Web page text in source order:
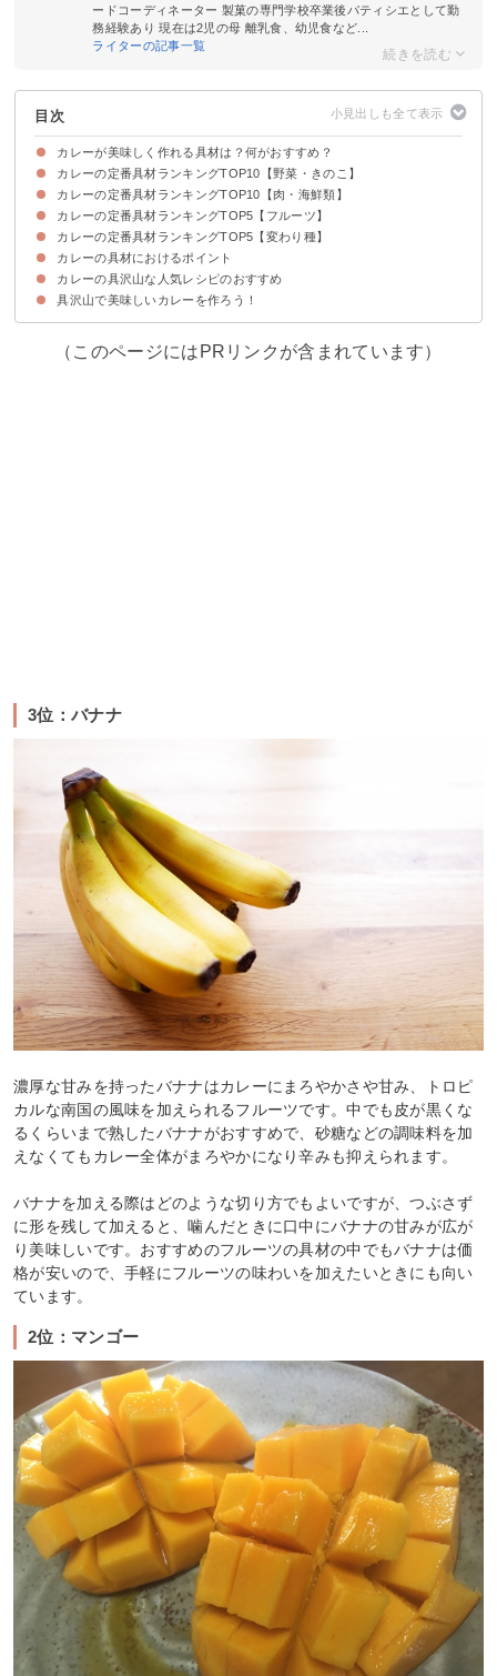
ードコーディネーター 製菓の専門学校卒業後パティシエとして勤
務経験あり 現在は2児の母 離乳食、幼児食など...
ライターの記事一覧
目次
カレーが美味しく作れる具材は？何がおすすめ？
カレーの定番具材ランキングTOP10【野菜・きのこ】
10位：セロリ
9位：かぼちゃ
8位：オクラ
7位：しめじ
6位：さつまいも
5位：なす
4位：トマト
3位：人参
2位：じゃがいも
1位：玉ねぎ
カレーの定番具材ランキングTOP10【肉・海鮮類】
10位：マトン
9位：ぶり
8位：イカ
7位：ラム
6位：ひき肉
5位：マグロ
4位：鶏肉
3位：エビ
2位：豚肉
1位：牛肉
カレーの定番具材ランキングTOP5【フルーツ】
5位：桃
4位：パイナップル
3位：バナナ
2位：マンゴー
1位：りんご
カレーの定番具材ランキングTOP5【変わり種】
5位：カツオのたたき
4位：鯖缶
3位：魚肉ソーセージ
2位：餃子
1位：ツナ
カレーの具材におけるポイント
①カレーの具材を炒める順番
②カレーの具材の切り方
カレーの具沢山な人気レシピのおすすめ
①具だくさんシーフードカレー
②エスニックカレー
③ツナ缶で作るバーニャカウダカレー
具沢山で美味しいカレーを作ろう！
（このページにはPRリンクが含まれています）
3位：バナナ
濃厚な甘みを持ったバナナはカレーにまろやかさや甘み、トロピ
カルな南国の風味を加えられるフルーツです。中でも皮が黒くな
るくらいまで熟したバナナがおすすめで、砂糖などの調味料を加
えなくてもカレー全体がまろやかになり辛みも抑えられます。
バナナを加える際はどのような切り方でもよいですが、つぶさず
に形を残して加えると、噛んだときに口中にバナナの甘みが広が
り美味しいです。おすすめのフルーツの具材の中でもバナナは価
格が安いので、手軽にフルーツの味わいを加えたいときにも向い
ています。
2位：マンゴー